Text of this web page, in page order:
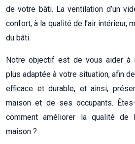
de votre bâti. La ventilation d’un
confort, à la qualité de l’air intérieur,
du bâti.
Notre objectif est de vous aider à
plus adaptée à votre situation, afin
efficace et durable, et ainsi,
maison et de ses occupants.
comment améliorer la qualité de
maison ?